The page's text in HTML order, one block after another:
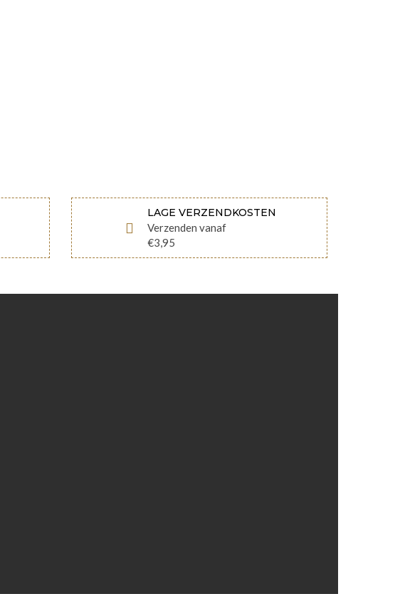
LAGE VERZENDKOSTEN
Verzenden vanaf
€3,95